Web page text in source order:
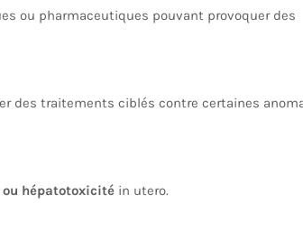
ou pharmaceutiques pouvant provoquer des
des traitements ciblés contre certaines
hépatotoxicitéin utero.